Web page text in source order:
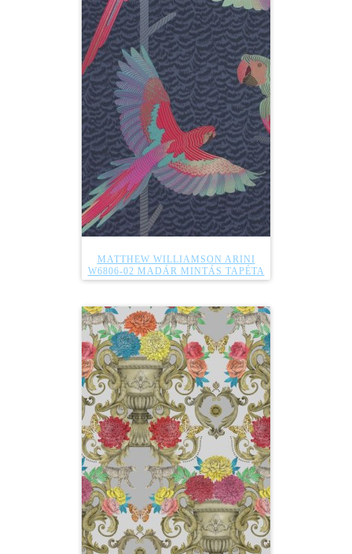
MATTHEW WILLIAMSON ARINI
W6806-02 MADÁR MINTÁS TAPÉTA